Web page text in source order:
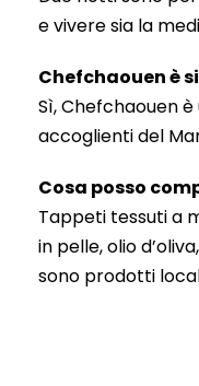
e vivere sia la
Chefchaouen è
Sì, Chefchaouen
accoglienti del
Cosa posso
Tappeti tessuti a
in pelle, olio
sono prodotti